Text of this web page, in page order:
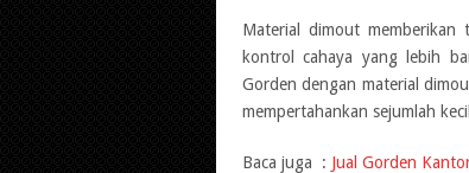
Material dimout
kontrol cahaya yang lebih
Gorden dengan material
mempertahankan sejumlah
Baca juga : Jual Gorden